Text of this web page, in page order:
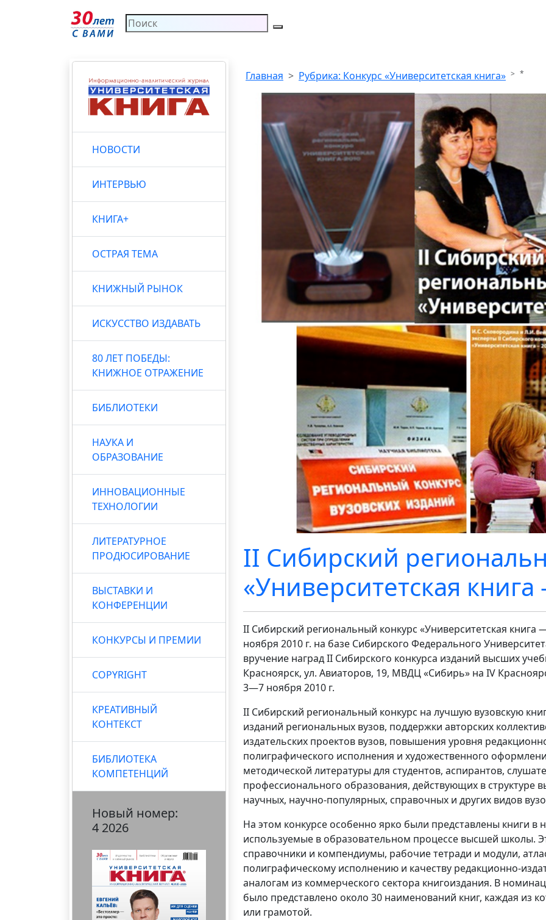
НОВОСТИ
ИНТЕРВЬЮ
КНИГА+
ОСТРАЯ ТЕМА
КНИЖНЫЙ РЫНОК
ИСКУССТВО ИЗДАВАТЬ
80 ЛЕТ ПОБЕДЫ:
КНИЖНОЕ ОТРАЖЕНИЕ
БИБЛИОТЕКИ
НАУКА И
ОБРАЗОВАНИЕ
ИННОВАЦИОННЫЕ
ТЕХНОЛОГИИ
ЛИТЕРАТУРНОЕ
ПРОДЮСИРОВАНИЕ
ВЫСТАВКИ И
КОНФЕРЕНЦИИ
КОНКУРСЫ И ПРЕМИИ
COPYRIGHT
КРЕАТИВНЫЙ
КОНТЕКСТ
БИБЛИОТЕКА
КОМПЕТЕНЦИЙ
Новый номер:
4 2026
Главная Рубрика: Конкурс «Университетская книга» *
II Cибирский
«Университетская
II Cибирский региональный конкурс «Университетская книга
ноября 2010 г. на базе Сибирского Федерального
вручение наград II Сибирского конкурса изданий высших
Красноярск, ул. Авиаторов, 19, МВДЦ «Сибирь» на IV
3—7 ноября 2010 г.
II Сибирский региональный конкурс на лучшую вузовскую
изданий региональных вузов, поддержки авторских
издательских проектов вузов, повышения уровня
полиграфического исполнения и художественного
методической литературы для студентов, аспирантов,
профессионального образования, действующих в структуре
научных, научно-популярных, справочных и других видов
На этом конкурсе особенно ярко были представлены книги
используемые в образовательном процессе высшей школы.
справочники и компендиумы, рабочие тетради и модули,
полиграфическому исполнению и качеству редакционно-
аналогам из коммерческого сектора книгоиздания. В
было представлено около 30 наименований книг, каждая из
или грамотой.